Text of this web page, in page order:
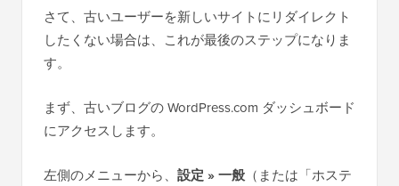
さて、古いユーザーを新しいサイトにリダイレクト
したくない場合は、これが最後のステップになりま
す。
まず、古いブログの WordPress.com ダッシュボード
にアクセスします。
左側のメニューから、 設定 » 一般 （または「ホステ